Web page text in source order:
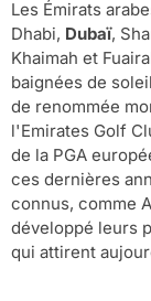
Les Émirats
Dhabi, Dubaï,
Khaimah et
baignées de
de renommée
l'Emirates Golf
de la PGA
ces dernières
connus, comme
développé leurs
qui attirent